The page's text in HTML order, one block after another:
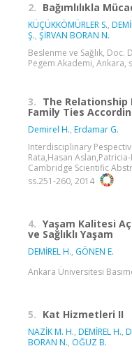
2. Bağımlılıkla
KÜÇÜKKÖMÜRLER S.,
Ş., ŞİRVAN BORAN N.
Beslenme ve Sağlık, Doc.
Pegem Akademi, Ankara,
3. The
Family Ties
Demirel H., Erdamar G.
Interdisciplinary
Rata,Hasan
Cambridge Scientific
ss.251-260, 2014
4. Yaşam Kalitesi
ve Sağlıklı Yaşam
DEMİREL H., GÖNEN E.
Ankara Üniversitesi
5. Kat Hizmetleri II
NAZİK M. H., DEMİREL H.,
BORAN N., OĞUZ B.